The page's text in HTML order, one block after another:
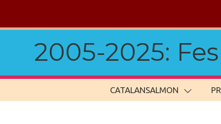
2005-2025:
CATALANSALMON